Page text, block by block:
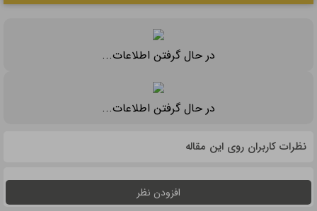
در حال گرفتن اطلاعات...
در حال گرفتن اطلاعات...
نظرات کاربران روی این مقاله
افزودن نظر